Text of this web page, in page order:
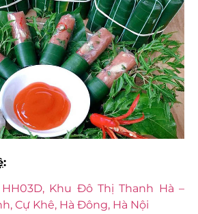
:
Khu Đô Thị Thanh Hà –
Cự Khê, Hà Đông, Hà Nội